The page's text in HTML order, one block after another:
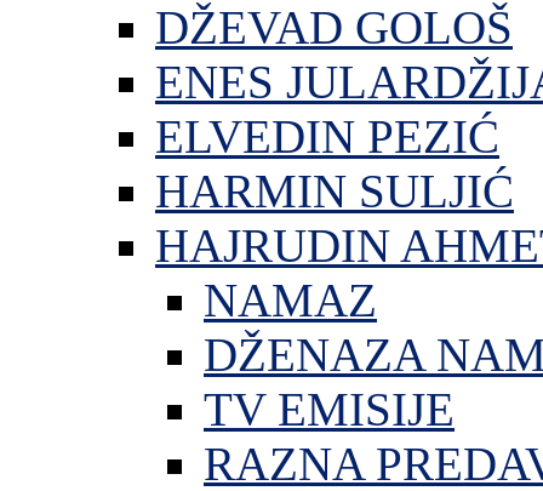
DŽEVAD GOLOŠ
ENES
ELVEDIN PEZIĆ
HARMIN SULJIĆ
HAJRUDIN
NAMAZ
DŽENAZA
TV EMISIJE
RAZNA